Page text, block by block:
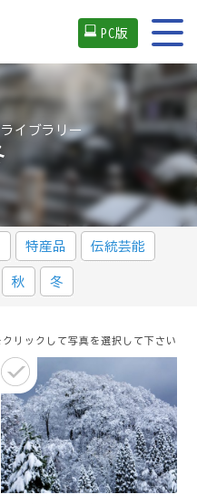
PC版
イブラリー
特産品 伝統芸能
秋 冬
クリックして写真を選択して下さい